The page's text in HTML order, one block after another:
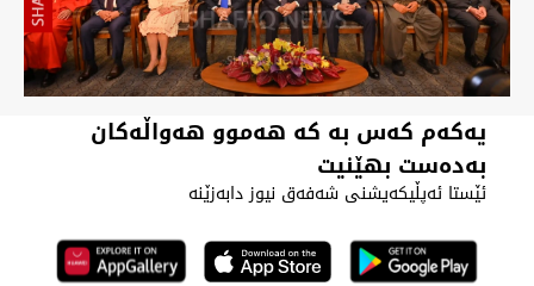
یەکەم کەس بە کە هەموو هەواڵەکان
بەدەست بهێنیت
ئێستا ئەپڵیکەیشنی شەفەق نیوز دابەزێنە